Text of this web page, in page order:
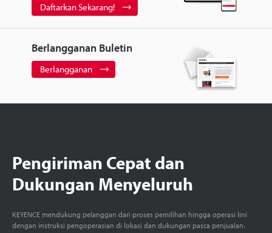
Daftarkan Sekarang!
Berlangganan Buletin
Berlangganan
Pengiriman Cepat dan
Dukungan Menyeluruh
KEYENCE mendukung pelanggan dari proses pemilihan hingga operasi lini
dengan instruksi pengoperasian di lokasi dan dukungan pasca penjualan.